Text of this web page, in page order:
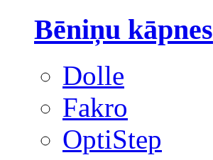
Bēniņu kāpnes
Dolle
Fakro
OptiStep